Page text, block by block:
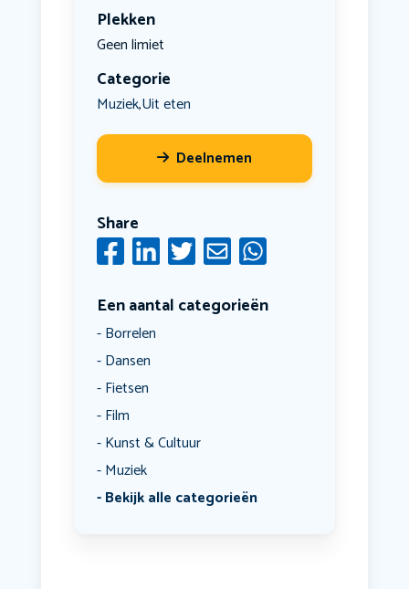
Plekken
Geen limiet
Categorie
Muziek,Uit eten
Deelnemen
Share
Een aantal categorieën
Borrelen
Dansen
Fietsen
Film
Kunst & Cultuur
Muziek
Bekijk alle categorieën